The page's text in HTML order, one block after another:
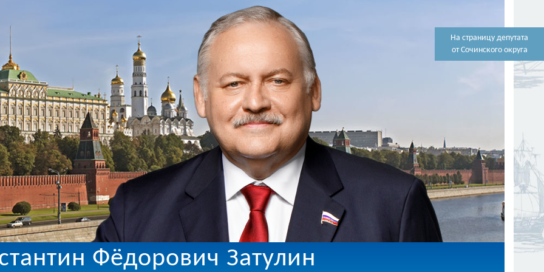
На страницу депутата
от Сочинского округа
Фёдорович Затулин